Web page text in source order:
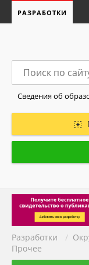
РАЗРАБОТКИ
Сведения об
Разработки /
Прочее